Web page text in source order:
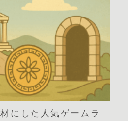
にした人気ゲームラ